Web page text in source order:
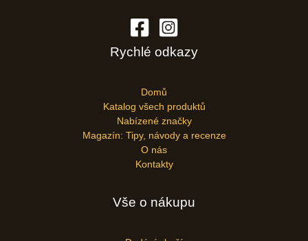
Rychlé odkazy
Domů
Katalog všech produktů
Nabízené značky
Magazín: Tipy, návody a recenze
O nás
Kontakty
Vše o nákupu